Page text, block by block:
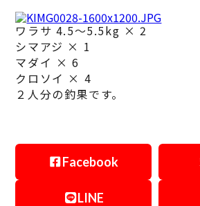
ワラサ 4.5～5.5kg × 2
シマアジ × 1
マダイ × 6
クロソイ × 4
２人分の釣果です。
Facebook
LINE